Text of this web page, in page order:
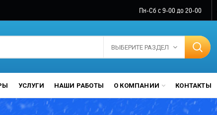
Пн-Сб с 9-00 до 20-00
ВЫБЕРИТЕ РАЗДЕЛ
УСЛУГИ НАШИ РАБОТЫ О КОМПАНИИ КОНТАКТЫ